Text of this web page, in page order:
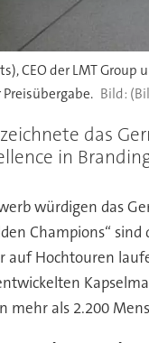
CEO der LMT
das
in
würdigen das
Champions“
auf Hochtouren
mehr als 2.200